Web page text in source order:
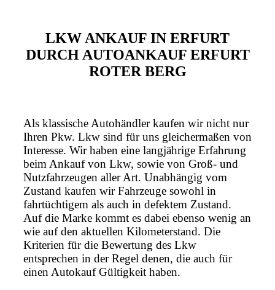
LKW ANKAUF IN ERFURT
DURCH AUTOANKAUF ERFURT
ROTER BERG
Als klassische Autohändler kaufen wir nicht nur
Ihren Pkw. Lkw sind für uns gleichermaßen von
Interesse. Wir haben eine langjährige Erfahrung
beim Ankauf von Lkw, sowie von Groß- und
Nutzfahrzeugen aller Art. Unabhängig vom
Zustand kaufen wir Fahrzeuge sowohl in
fahrtüchtigem als auch in defektem Zustand.
Auf die Marke kommt es dabei ebenso wenig an
wie auf den aktuellen Kilometerstand. Die
Kriterien für die Bewertung des Lkw
entsprechen in der Regel denen, die auch für
einen Autokauf Gültigkeit haben.